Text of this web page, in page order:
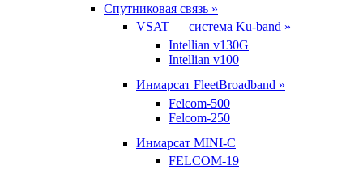
Спутниковая связь »
VSAT — система Ku-band »
Intellian v130G
Intellian v100
Инмарсат FleetBroadband »
Felcom-500
Felcom-250
Инмарсат MINI-C
FELCOM-19